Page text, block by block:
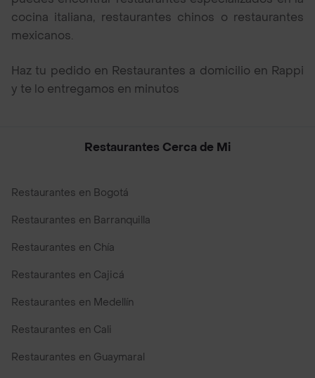
cocina italiana, restaurantes chinos o restaurantes
mexicanos.
Haz tu pedido en Restaurantes a domicilio en Rappi
y te lo entregamos en minutos
Restaurantes Cerca de Mi
Restaurantes en Bogotá
Restaurantes en Barranquilla
Restaurantes en Chía
Restaurantes en Cajicá
Restaurantes en Medellín
Restaurantes en Cali
Restaurantes en Guaymaral